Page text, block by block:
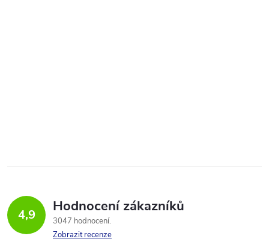
4,9 Hodnocení zákazníků
3047 hodnocení
Zobrazit recenze